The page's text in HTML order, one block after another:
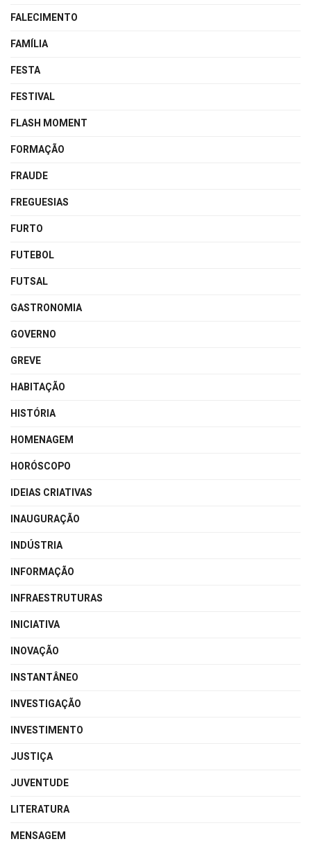
FALECIMENTO
FAMÍLIA
FESTA
FESTIVAL
FLASH MOMENT
FORMAÇÃO
FRAUDE
FREGUESIAS
FURTO
FUTEBOL
FUTSAL
GASTRONOMIA
GOVERNO
GREVE
HABITAÇÃO
HISTÓRIA
HOMENAGEM
HORÓSCOPO
IDEIAS CRIATIVAS
INAUGURAÇÃO
INDÚSTRIA
INFORMAÇÃO
INFRAESTRUTURAS
INICIATIVA
INOVAÇÃO
INSTANTÂNEO
INVESTIGAÇÃO
INVESTIMENTO
JUSTIÇA
JUVENTUDE
LITERATURA
MENSAGEM